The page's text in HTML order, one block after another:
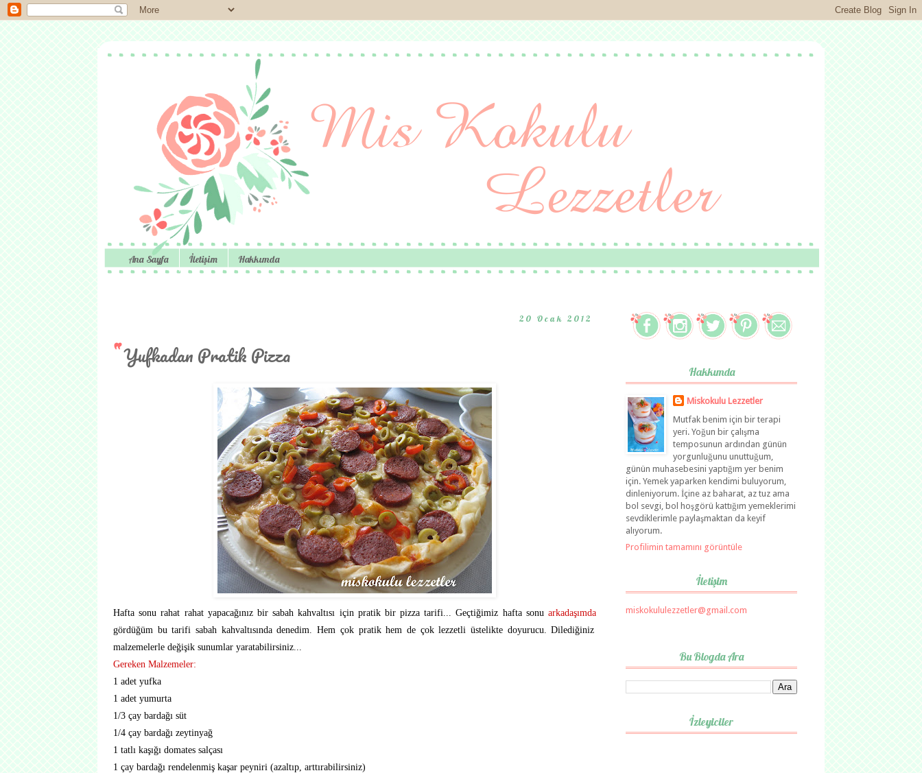
Ana Sayfa İletişim Hakkımda
20 Ocak 2012
Yufkadan Pratik Pizza
Hafta sonu rahat rahat yapacağınız bir sabah kahvaltısı için pratik bir pizza tarifi... Geçtiğimiz hafta sonu arkadaşımda
gördüğüm bu tarifi sabah kahvaltısında denedim. Hem çok pratik hem de çok lezzetli üstelikte doyurucu. Dilediğiniz
malzemelerle değişik sunumlar yaratabilirsiniz...
Gereken Malzemeler:
1 adet yufka
1 adet yumurta
1/3 çay bardağı süt
1/4 çay bardağı zeytinyağ
1 tatlı kaşığı domates salçası
1 çay bardağı rendelenmiş kaşar peyniri (azaltıp, arttırabilirsiniz)
Hakkımda
Miskokulu Lezzetler
Mutfak benim için bir terapi
yeri. Yoğun bir çalışma
temposunun ardından günün
yorgunluğunu unuttuğum,
günün muhasebesini yaptığım yer benim
için. Yemek yaparken kendimi buluyorum,
dinleniyorum. İçine az baharat, az tuz ama
bol sevgi, bol hoşgörü kattığım yemeklerimi
sevdiklerimle paylaşmaktan da keyif
alıyorum.
Profilimin tamamını görüntüle
İletişim
miskokululezzetler@gmail.com
Bu Blogda Ara
İzleyiciler